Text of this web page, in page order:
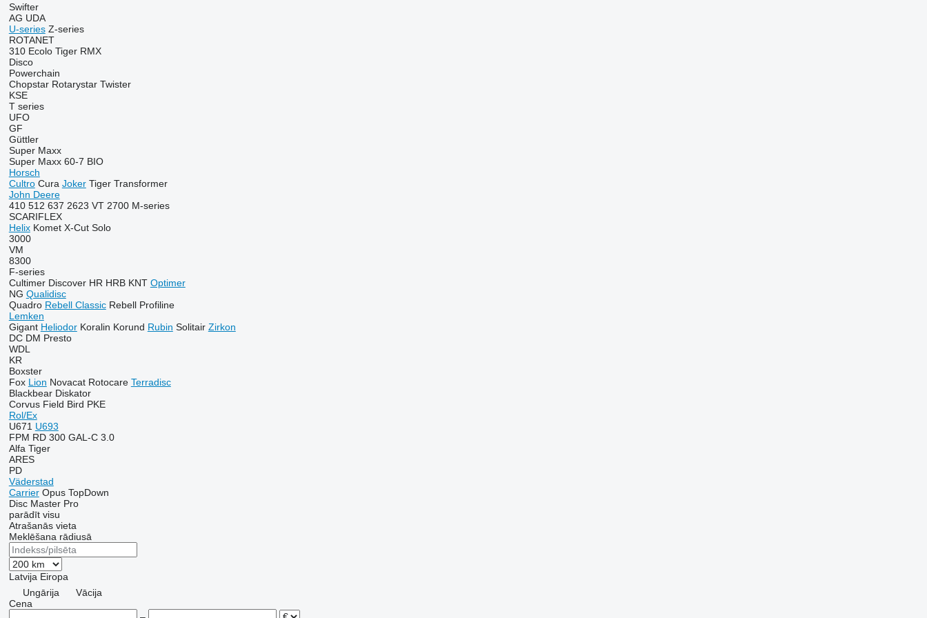
Swifter
AG UDA
U-series Z-series
ROTANET
310 Ecolo Tiger RMX
Disco
Powerchain
Chopstar Rotarystar Twister
KSE
T series
UFO
GF
Güttler
Super Maxx
Super Maxx 60-7 BIO
Horsch
Cultro Cura Joker Tiger Transformer
John Deere
410 512 637 2623 VT 2700 M-series
SCARIFLEX
Helix Komet X-Cut Solo
3000
VM
8300
F-series
Cultimer Discover HR HRB KNT Optimer
NG Qualidisc
Quadro Rebell Classic Rebell Profiline
Lemken
Gigant Heliodor Koralin Korund Rubin Solitair Zirkon
DC DM Presto
WDL
KR
Boxster
Fox Lion Novacat Rotocare Terradisc
Blackbear Diskator
Corvus Field Bird PKE
Rol/Ex
U671 U693
FPM RD 300 GAL-C 3.0
Alfa Tiger
ARES
PD
Väderstad
Carrier Opus TopDown
Disc Master Pro
parādīt visu
Atrašanās vieta
Meklēšana rādiusā
Latvija Eiropa
Ungārija
Vācija
Cena